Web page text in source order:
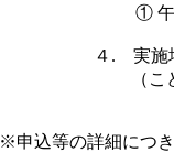
① 午
４. 実施
（
※申込等の詳細につ